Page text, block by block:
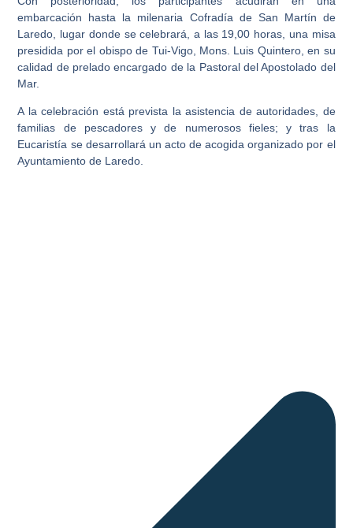
embarcación hasta la milenaria Cofradía de San Martín de
Laredo, lugar donde se celebrará, a las 19,00 horas, una misa
presidida por el obispo de Tui-Vigo, Mons. Luis Quintero, en su
calidad de prelado encargado de la Pastoral del Apostolado del
Mar.
A la celebración está prevista la asistencia de autoridades, de
familias de pescadores y de numerosos fieles; y tras la
Eucaristía se desarrollará un acto de acogida organizado por el
Ayuntamiento de Laredo.